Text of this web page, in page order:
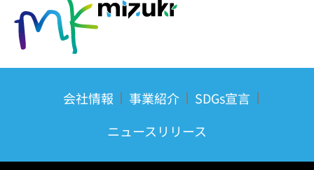
会社情報 事業紹介
SDGs宣言
ニュースリリース